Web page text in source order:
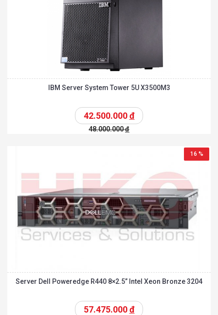
IBM Server System Tower 5U X3500M3
42.500.000đ
48.000.000đ
16 %
Server Dell Poweredge R440 8×2.5” Intel Xeon Bronze 3204
57.475.000đ